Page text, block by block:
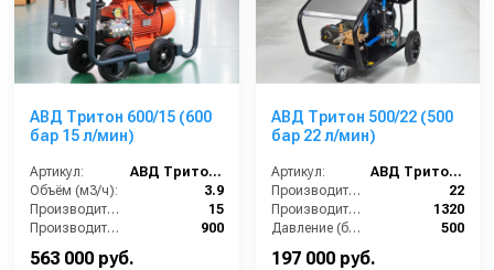
АВД Тритон 600/15 (600
бар 15 л/мин)
Артикул:
АВД Тритон 600/15
Объём (м3/ч):
3.9
Производительность (л/мин):
15
Производительность (л/ч):
900
563 000 руб.
АВД Тритон 500/22 (500
бар 22 л/мин)
Артикул:
АВД Тритон 500/22
Производительность (л/мин):
22
Производительность (л/ч):
1320
Давление (бар):
500
197 000 руб.